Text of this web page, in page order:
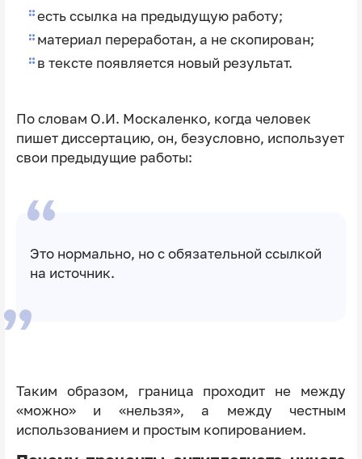
есть ссылка на предыдущую работу;
материал переработан, а не скопирован;
в тексте появляется новый результат.
По словам О.И. Москаленко, когда человек
пишет диссертацию, он, безусловно, использует
свои предыдущие работы:
Это нормально, но с обязательной ссылкой
на источник.
Таким образом, граница проходит не между
«можно» и «нельзя», а между честным
использованием и простым копированием.